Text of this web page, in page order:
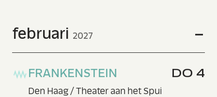
februari 2027
DO 4
FRANKENSTEIN
Den Haag / Theater aan het Spui